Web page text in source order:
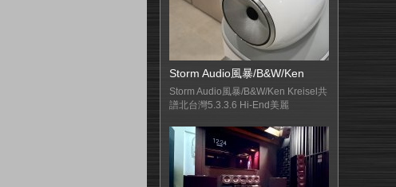
Storm Audio風暴/B&W/Ken
Storm Audio風暴/B&W/Ken Kreisel共
譜北台灣5.3.3.6 Hi-End美麗